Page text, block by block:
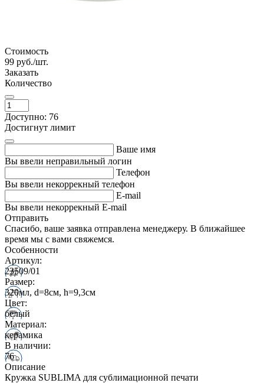
Стоимость
99 руб./шт.
Заказать
Количество
Доступно: 76
Достигнут лимит
Ваше имя
Вы ввели неправильный логин
Телефон
Вы ввели некоррекный телефон
E-mail
Вы ввели некоррекный E-mail
Отправить
Спасибо, ваше заявка отправлена менеджеру. В ближайшее
время мы с вами свяжемся.
Особенности
Артикул:
23509/01
Размер:
320мл, d=8см, h=9,3см
Цвет:
белый
Материал:
керамика
В наличии:
76
Описание
Кружка SUBLIMA для сублимационной печати